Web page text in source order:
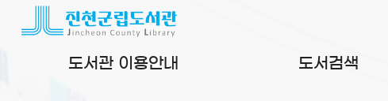
도서관 이용안내 도서검색